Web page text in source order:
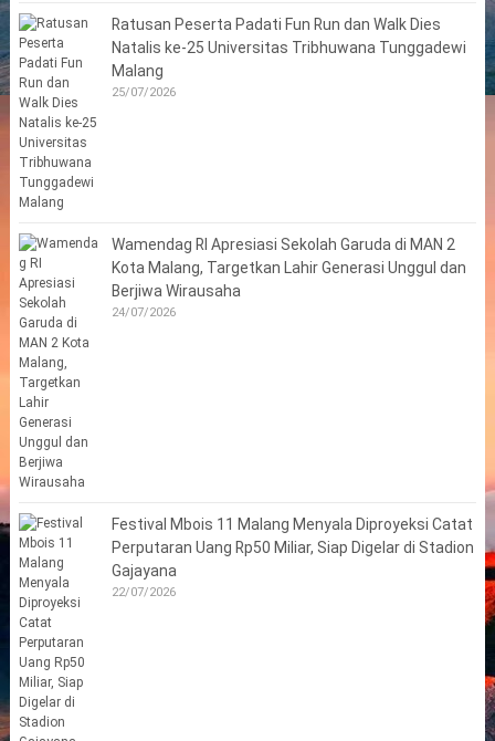
Ratusan Peserta Padati Fun Run dan Walk Dies
Natalis ke-25 Universitas Tribhuwana Tunggadewi
Malang
25/07/2026
Wamendag RI Apresiasi Sekolah Garuda di MAN 2
Kota Malang, Targetkan Lahir Generasi Unggul dan
Berjiwa Wirausaha
24/07/2026
Festival Mbois 11 Malang Menyala Diproyeksi Catat
Perputaran Uang Rp50 Miliar, Siap Digelar di Stadion
Gajayana
22/07/2026